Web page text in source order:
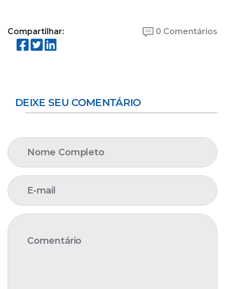
Compartilhar: 0 Comentários
DEIXE SEU COMENTÁRIO